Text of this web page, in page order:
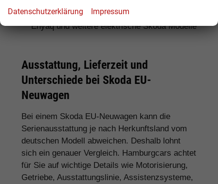
Für Elektroauto-Interessenten:
Enyaq und weitere elektrische Skoda Modelle
Ausstattung, Lieferzeit und
Unterschiede bei Skoda EU-
Neuwagen
Bei einem Skoda EU-Neuwagen kann die
Serienausstattung je nach Herkunftsland vom
deutschen Modell abweichen. Deshalb lohnt
sich ein genauer Vergleich. Hamburgcars achtet
für Sie auf wichtige Details wie Motorisierung,
Getriebe, Ausstattungslinie, Assistenzsysteme,
Datenschutzerklärung Impressum